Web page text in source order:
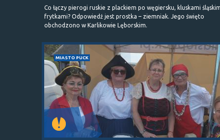
Co łączy pierogi ruskie z plackiem po węgiersku, kluskami
frytkami? Odpowiedź jest prostka – ziemniak. Jego święto
obchodzono w Karlikowie Lęborskim.
MIASTO PUCK